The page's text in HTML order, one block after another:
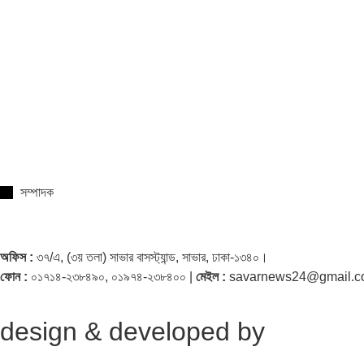
সম্পাদক
অফিস : ৩৭/এ, (৩য় তলা) সাভার বাসস্ট্যান্ড, সাভার, ঢাকা-১৩৪০।
ফোন : ০১৭১৪-২৩৮৪৯০, ০১৯৭৪-২৩৮৪০০ | মেইল :
design & developed by